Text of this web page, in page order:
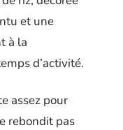
et une
à la
d’activité.
assez pour
rebondit pas